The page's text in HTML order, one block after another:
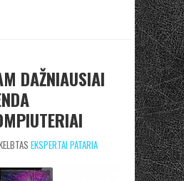
DAŽNIAUSIAI
EKSPERTAI PATARIA